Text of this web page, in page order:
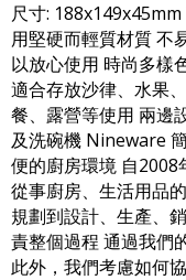
尺寸:
用堅硬而輕質材質 不
以放心使用 時尚多樣
適合存放沙律、水果
餐、露營等使用 兩邊
及洗碗機 Nineware
便的廚房環境 自2008
從事廚房、生活用品
規劃到設計、生產、
責整個過程 通過我們
此外，我們考慮如何